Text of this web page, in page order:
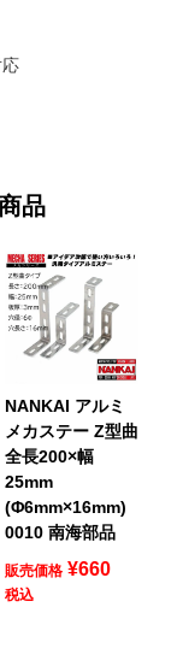
品
NANKAI アルミ
メカステー Z型曲
全長200×幅
25mm
(Φ6mm×16mm)
0010 南海部品
販売価格 ¥660
税込